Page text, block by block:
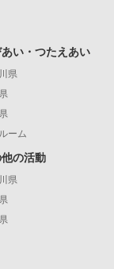
い・つたえあい
県
ーム
の活動
県